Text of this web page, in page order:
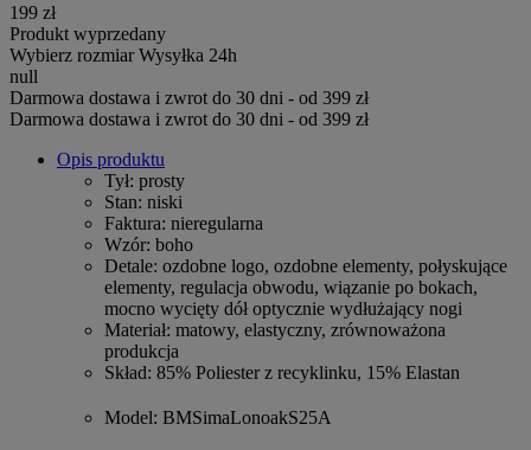
199 zł
Produkt wyprzedany
Wybierz rozmiar Wysyłka 24h
null
Darmowa dostawa i zwrot do 30 dni - od 399 zł
Darmowa dostawa i zwrot do 30 dni - od 399 zł
Opis produktu
Tył: prosty
Stan: niski
Faktura: nieregularna
Wzór: boho
Detale: ozdobne logo, ozdobne elementy, połyskujące
elementy, regulacja obwodu, wiązanie po bokach,
mocno wycięty dół optycznie wydłużający nogi
Materiał: matowy, elastyczny, zrównoważona
produkcja
Skład: 85% Poliester z recyklinku, 15% Elastan
Model: BMSimaLonoakS25A